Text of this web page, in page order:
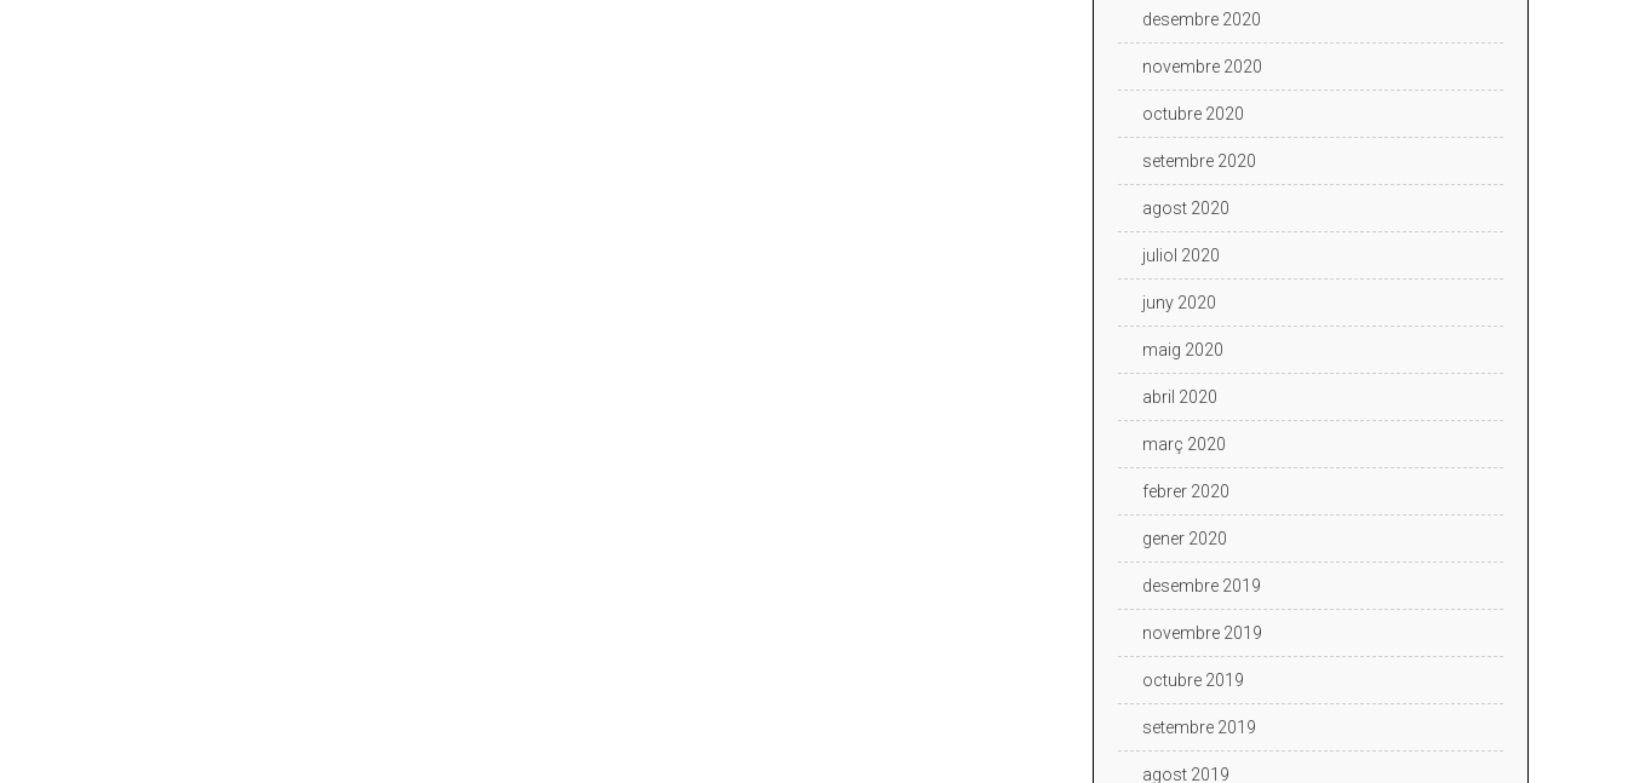
desembre 2020
novembre 2020
octubre 2020
setembre 2020
agost 2020
juliol 2020
juny 2020
maig 2020
abril 2020
març 2020
febrer 2020
gener 2020
desembre 2019
novembre 2019
octubre 2019
setembre 2019
agost 2019